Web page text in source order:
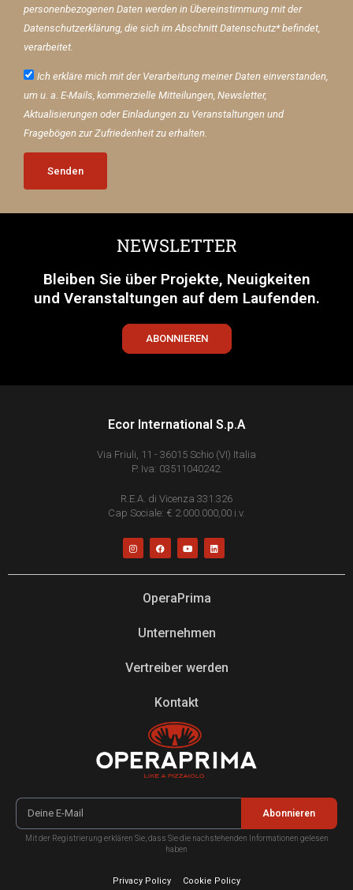
personenbezogenen Daten werden in Übereinstimmung mit der
Datenschutzerklärung, die sich im Abschnitt Datenschutz* befindet,
verarbeitet.
Ich erkläre mich mit der Verarbeitung meiner Daten einverstanden,
um u. a. E-Mails, kommerzielle Mitteilungen, Newsletter,
Aktualisierungen oder Einladungen zu Veranstaltungen und
Fragebögen zur Zufriedenheit zu erhalten.
Senden
NEWSLETTER
Bleiben Sie über Projekte, Neuigkeiten
und Veranstaltungen auf dem Laufenden.
ABONNIEREN
Ecor International S.p.A
Via Friuli, 11 - 36015 Schio (VI) Italia
P. Iva: 03511040242.
R.E.A. di Vicenza 331.326
Cap Sociale: € 2.000.000,00 i.v.
OperaPrima
Unternehmen
Vertreiber werden
Kontakt
Abonnieren
Mit der Registrierung erklären Sie, dass Sie die nachstehenden Informationen gelesen
haben
Privacy Policy Cookie Policy